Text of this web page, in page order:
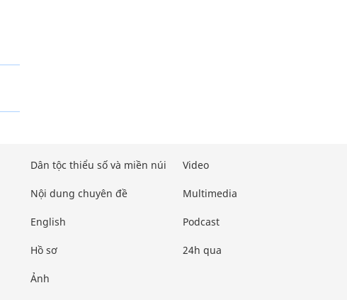
Dân tộc thiểu số và miền núi
Nội dung chuyên đề
English
Hồ sơ
Ảnh
Video
Multimedia
Podcast
24h qua